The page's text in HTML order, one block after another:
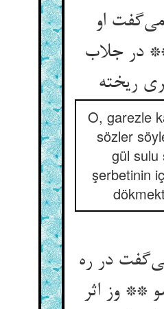
او
در جلاب
O, garezle
sözler
gül sulu
şerbetinin
در ره
** وز اثر